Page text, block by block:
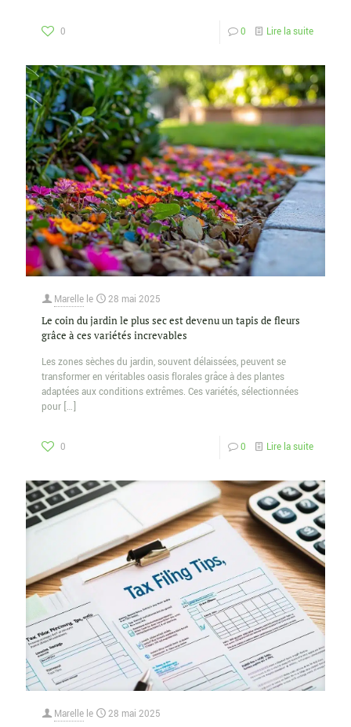
0 0 Lire la suite
Marelle le 28 mai 2025
Le coin du jardin le plus sec est devenu un tapis de fleurs
grâce à ces variétés increvables
Les zones sèches du jardin, souvent délaissées, peuvent se
transformer en véritables oasis florales grâce à des plantes
adaptées aux conditions extrêmes. Ces variétés, sélectionnées
pour […]
0 0 Lire la suite
Marelle le 28 mai 2025